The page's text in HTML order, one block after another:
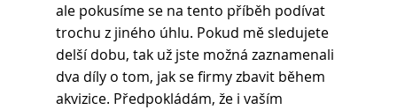
ale pokusíme se na tento příběh podívat
trochu z jiného úhlu. Pokud mě sledujete
delší dobu, tak už jste možná zaznamenali
dva díly o tom, jak se firmy zbavit během
akvizice. Předpokládám, že i vaším